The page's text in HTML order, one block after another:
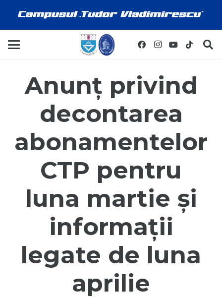
Anunț privind
decontarea
abonamentelor
CTP pentru
luna martie și
informații
legate de luna
aprilie